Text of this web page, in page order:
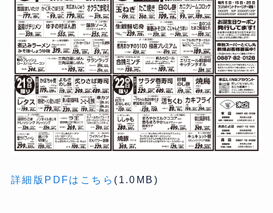
詳細版PDFはこちら (1.0MB)